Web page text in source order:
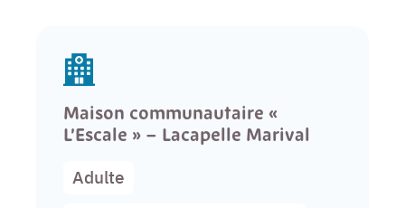
Maison communautaire «
L’Escale » – Lacapelle Marival
Adulte